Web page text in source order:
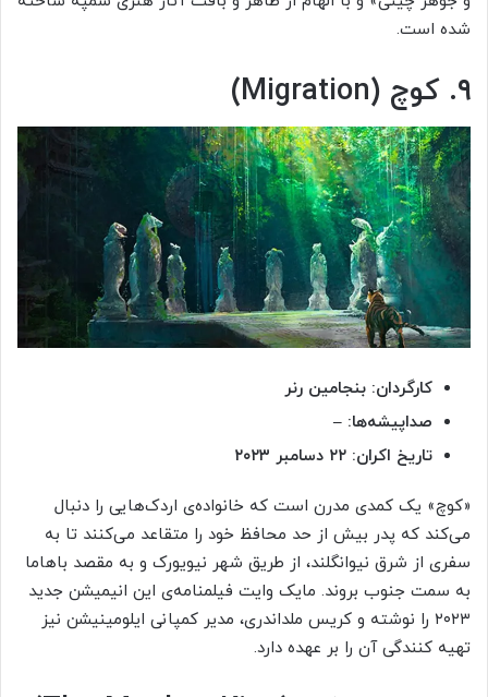
شده است.
۹. کوچ (Migration)
کارگردان: بنجامین رنر
صداپیشه‌ها: –
تاریخ اکران: ۲۲ دسامبر ۲۰۲۳
«کوچ» یک کمدی مدرن است که خانواده‌ی اردک‌هایی را دنبال
می‌کند که پدر بیش از حد محافظ خود را متقاعد می‌کنند تا به
سفری از شرق نیوانگلند، از طریق شهر نیویورک و به مقصد باهاما
به سمت جنوب بروند. مایک وایت فیلمنامه‌ی این انیمیشن جدید
۲۰۲۳ را نوشته و کریس ملداندری، مدیر کمپانی ایلومینیشن نیز
تهیه کنندگی آن را بر عهده دارد.